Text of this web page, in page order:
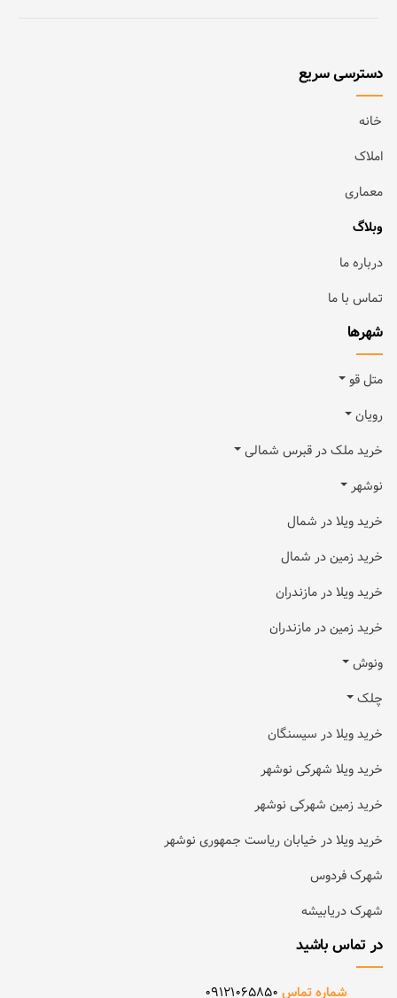
دسترسی سریع
خانه
املاک
معماری
وبلاگ
درباره ما
تماس با ما
شهرها
متل قو
رویان
خرید ملک در قبرس شمالی
نوشهر
خرید ویلا در شمال
خرید زمین در شمال
خرید ویلا در مازندران
خرید زمین در مازندران
ونوش
چلک
خرید ویلا در سیسنگان
خرید ویلا شهرکی نوشهر
خرید زمین شهرکی نوشهر
خرید ویلا در خیابان ریاست جمهوری نوشهر
شهرک فردوس
شهرک دریابیشه
در تماس باشید
شماره تماس 09121065850